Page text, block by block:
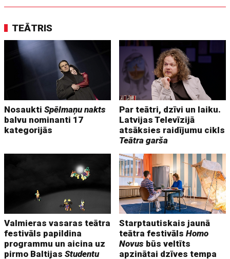
TEĀTRIS
NosauktiSpēlmaņu nakts
balvu nominanti 17
kategorijās
Par teātri, dzīvi un laiku.
Latvijas Televīzijā
atsāksies raidījumu cikls
Teātra garša
Valmieras vasaras teātra
festivāls papildina
programmu un aicina uz
pirmo BaltijasStudentu
Starptautiskais jaunā
teātra festivālsHomo
Novus būs veltīts
apzinātai dzīves tempa